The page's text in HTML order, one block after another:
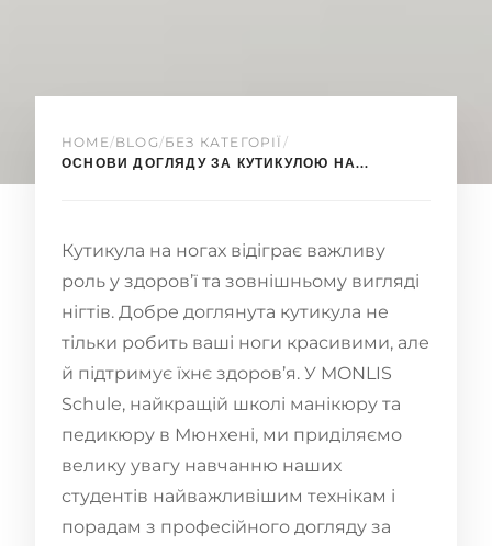
HOME/BLOG/БЕЗ КАТЕГОРІЇ /
ОСНОВИ ДОГЛЯДУ ЗА КУТИКУЛОЮ НА...
Кутикула на ногах відіграє важливу
роль у здоров’ї та зовнішньому вигляді
нігтів. Добре доглянута кутикула не
тільки робить ваші ноги красивими, але
й підтримує їхнє здоров’я. У MONLIS
Schule, найкращій школі манікюру та
педикюру в Мюнхені, ми приділяємо
велику увагу навчанню наших
студентів найважливішим технікам і
порадам з професійного догляду за